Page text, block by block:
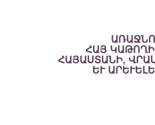
ՀԱՅ
ՀԱՅԱՍՏԱՆԻ,
ԵՒ